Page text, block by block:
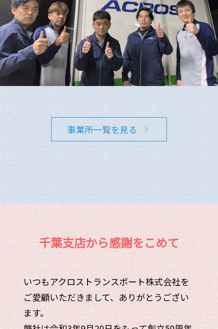
事業所一覧を見る
千葉支店から感謝をこめて
いつもアクロストランスポート株式会社を
ご愛顧いただきまして、ありがとうござい
ます。